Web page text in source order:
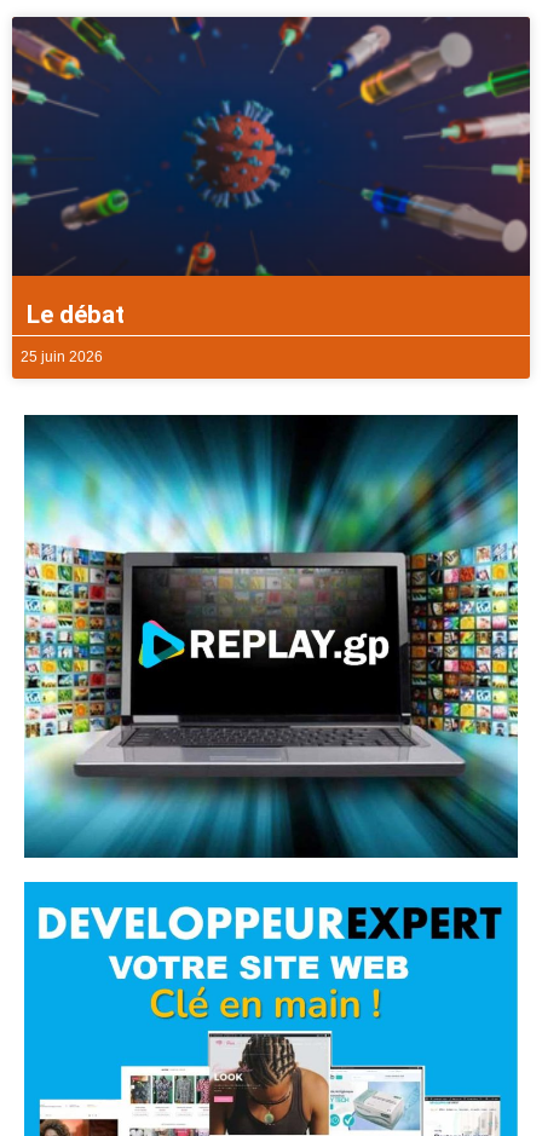
Le débat
25 juin 2026